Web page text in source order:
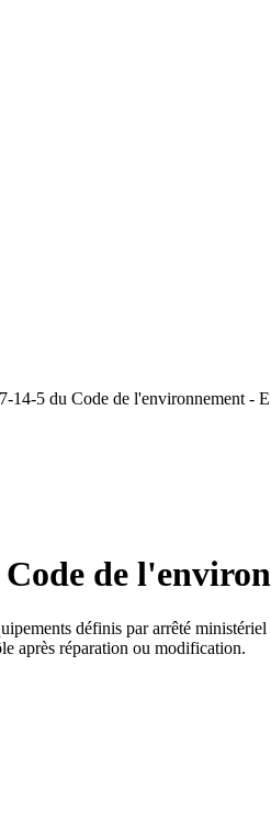
14-5 du Code de l'environnement -
de
définis par arrêté
après réparation ou modification.